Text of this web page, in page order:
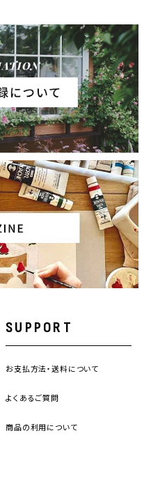
SUPPORT
お支払方法・送料について
よくあるご質問
商品の利用について